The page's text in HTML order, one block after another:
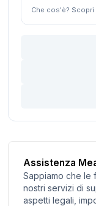
Che cos'è?
Assistenza
Sappiamo che le
nostri servizi di
aspetti legali,